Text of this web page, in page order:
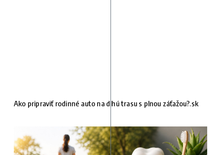
Ako pripraviť rodinné auto na dlhú trasu s plnou záťažou?.sk